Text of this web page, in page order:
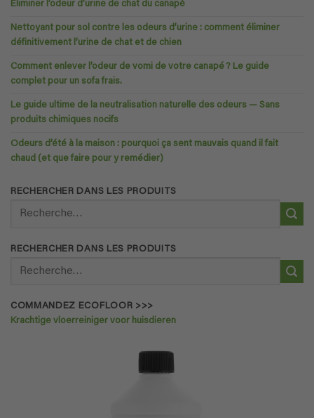
Éliminer l’odeur d’urine de chat du canapé
Nettoyant pour sol contre les odeurs d’urine : comment éliminer
définitivement l’urine de chat et de chien
Comment enlever l’odeur de vomi de votre canapé ? Le guide
complet pour un sofa frais.
Le guide ultime de la neutralisation naturelle des odeurs — Sans
produits chimiques nocifs
Odeurs d’été à la maison : pourquoi ça sent mauvais quand il fait
chaud (et que faire pour y remédier)
RECHERCHER DANS LES PRODUITS
pour :
RECHERCHER DANS LES PRODUITS
pour :
COMMANDEZ ECOFLOOR >>>
Krachtige vloerreiniger voor huisdieren